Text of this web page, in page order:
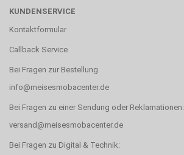
KUNDENSERVICE
Kontaktformular
Callback Service
Bei Fragen zur Bestellung
info@meisesmobacenter.de
Bei Fragen zu einer Sendung oder Reklamationen:
versand@meisesmobacenter.de
Bei Fragen zu Digital & Technik: